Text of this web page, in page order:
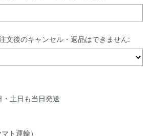
文後のキャンセル・返品はできません:
土日も当日発送
ト運輸）